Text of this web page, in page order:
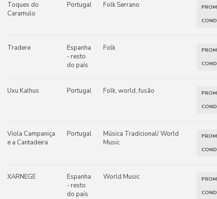
Toques do
Caramulo
Portugal Folk Serrano
Tradere
Espanha
- resto
do país
Folk
Uxu Kalhus Portugal Folk, world, fusão
Viola Campaniça
e a Cantadeira
Portugal
Música Tradicional/ World
Music
XARNEGE
Espanha
- resto
do país
World Music